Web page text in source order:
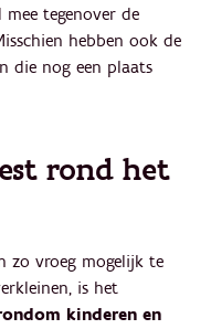
tegenover de
hebben ook de
die nog een plaats
rond het
zo vroeg mogelijk te
is het
kinderen en